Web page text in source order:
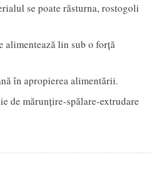
se poate răsturna, rostogoli
alimentează lin sub o forță
în apropierea alimentării.
de mărunțire-spălare-extrudare